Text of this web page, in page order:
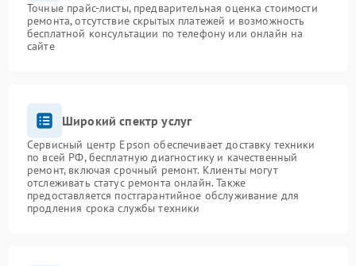
Точные прайс-листы, предварительная оценка стоимости
ремонта, отсутствие скрытых платежей и возможность
бесплатной консультации по телефону или онлайн на
сайте
Широкий спектр услуг
Сервисный центр Epson обеспечивает доставку техники
по всей РФ, бесплатную диагностику и качественный
ремонт, включая срочный ремонт. Клиенты могут
отслеживать статус ремонта онлайн. Также
предоставляется постгарантийное обслуживание для
продления срока службы техники